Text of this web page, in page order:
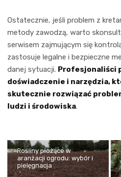
Ostatecznie, jeśli problem z
metody zawodzą, warto
serwisem zajmującym się
zastosuje legalne i bezpieczne
danej sytuacji. Profesjonaliści
doświadczenie i narzędzia,
skutecznie rozwiązać
ludzi i środowiska.
Rośliny płożące w
aranżacji ogrodu: wybór i
pielęgnacja